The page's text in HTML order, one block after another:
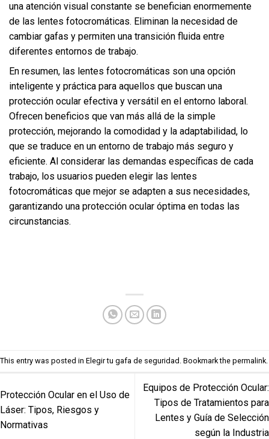
una atención visual constante se benefician enormemente
de las lentes fotocromáticas. Eliminan la necesidad de
cambiar gafas y permiten una transición fluida entre
diferentes entornos de trabajo.
En resumen, las lentes fotocromáticas son una opción
inteligente y práctica para aquellos que buscan una
protección ocular efectiva y versátil en el entorno laboral.
Ofrecen beneficios que van más allá de la simple
protección, mejorando la comodidad y la adaptabilidad, lo
que se traduce en un entorno de trabajo más seguro y
eficiente. Al considerar las demandas específicas de cada
trabajo, los usuarios pueden elegir las lentes
fotocromáticas que mejor se adapten a sus necesidades,
garantizando una protección ocular óptima en todas las
circunstancias.
This entry was posted in Elegir tu gafa de seguridad . Bookmark the permalink
Protección Ocular en el Uso de
Láser: Tipos, Riesgos y
Normativas
Equipos de Protección Ocular:
Tipos de Tratamientos para
Lentes y Guía de Selección
según la Industria